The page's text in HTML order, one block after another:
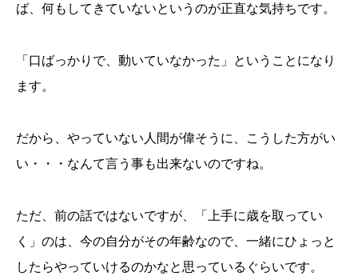
ば、何もしてきていないというのが正直な気持ちです。
「口ばっかりで、動いていなかった」ということになり
ます。
だから、やっていない人間が偉そうに、こうした方がい
い・・・なんて言う事も出来ないのですね。
ただ、前の話ではないですが、「上手に歳を取ってい
く」のは、今の自分がその年齢なので、一緒にひょっと
したらやっていけるのかなと思っているぐらいです。